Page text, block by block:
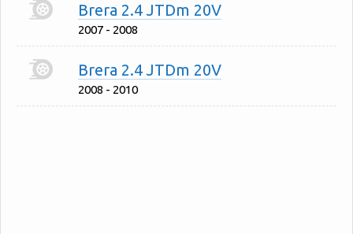
Brera 2.4 JTDm 20V
2007 - 2008
Brera 2.4 JTDm 20V
2008 - 2010